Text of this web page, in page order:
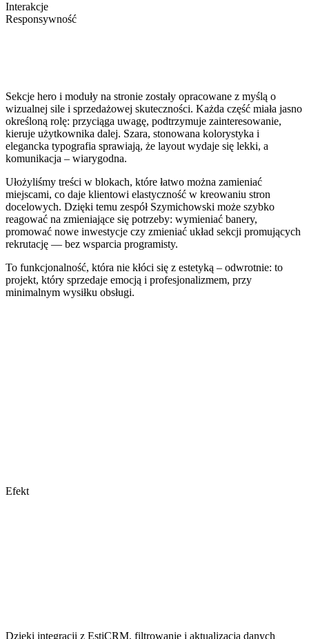
Interakcje
Responsywność
Sekcje hero i moduły na stronie zostały opracowane z myślą o
wizualnej sile i sprzedażowej skuteczności. Każda część miała jasno
określoną rolę: przyciąga uwagę, podtrzymuje zainteresowanie,
kieruje użytkownika dalej. Szara, stonowana kolorystyka i
elegancka typografia sprawiają, że layout wydaje się lekki, a
komunikacja – wiarygodna.
Ułożyliśmy treści w blokach, które łatwo można zamieniać
miejscami, co daje klientowi elastyczność w kreowaniu stron
docelowych. Dzięki temu zespół Szymichowski może szybko
reagować na zmieniające się potrzeby: wymieniać banery,
promować nowe inwestycje czy zmieniać układ sekcji promujących
rekrutację — bez wsparcia programisty.
To funkcjonalność, która nie kłóci się z estetyką – odwrotnie: to
projekt, który sprzedaje emocją i profesjonalizmem, przy
minimalnym wysiłku obsługi.
Efekt
Dzięki integracji z EstiCRM, filtrowanie i aktualizacja danych